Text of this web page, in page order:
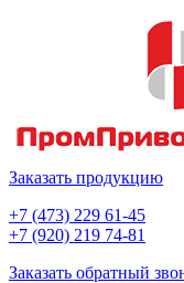
Заказать продукцию
+7 (473) 229 61-45
+7 (920) 219 74-81
Заказать обратный